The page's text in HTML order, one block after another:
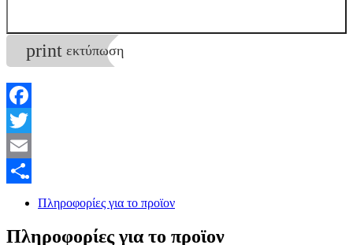
print εκτύπωση
Facebook
Twitter
Email
Μοιραστείτε
Πληροφορίες για το προϊον
Πληροφορίες για το προϊον